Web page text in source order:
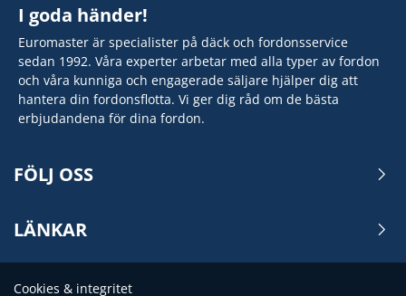
I goda händer!
Euromaster är specialister på däck och fordonsservice
sedan 1992. Våra experter arbetar med alla typer av fordon
och våra kunniga och engagerade säljare hjälper dig att
hantera din fordonsflotta. Vi ger dig råd om de bästa
erbjudandena för dina fordon.
FÖLJ OSS
LÄNKAR
Cookies & integritet